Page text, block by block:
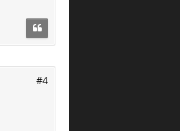
#4